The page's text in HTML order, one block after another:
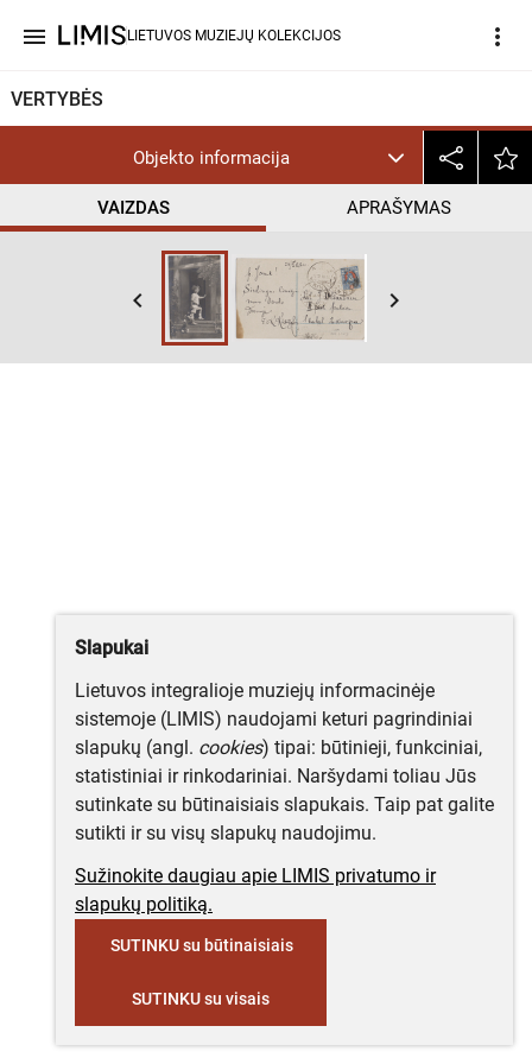
menu LIETUVOS MUZIEJŲ KOLEKCIJOS more_vert
VERTYBĖS
Objekto informacija
VAIZDAS APRAŠYMAS
keyboard_arrow_left keyboard_arrow_right
Slapukai
Lietuvos integralioje muziejų informacinėje
sistemoje (LIMIS) naudojami keturi pagrindiniai
slapukų (angl. cookies) tipai: būtinieji, funkciniai,
statistiniai ir rinkodariniai. Naršydami toliau Jūs
sutinkate su būtinaisiais slapukais. Taip pat galite
sutikti ir su visų slapukų naudojimu.
Sužinokite daugiau apie LIMIS privatumo ir
slapukų politiką.
SUTINKU su būtinaisiais
SUTINKU su visais